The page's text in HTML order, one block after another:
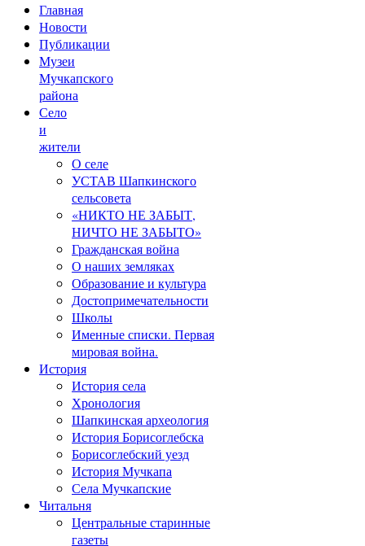
Главная
Новости
Публикации
Музеи
Мучкапского
района
Село
и
жители
О селе
УСТАВ Шапкинского
сельсовета
«НИКТО НЕ ЗАБЫТ,
НИЧТО НЕ ЗАБЫТО»
Гражданская война
О наших земляках
Образование и культура
Достопримечательности
Школы
Именные списки. Первая
мировая война.
История
История села
Хронология
Шапкинская археология
История Борисоглебска
Борисоглебский уезд
История Мучкапа
Села Мучкапские
Читальня
Центральные старинные
газеты